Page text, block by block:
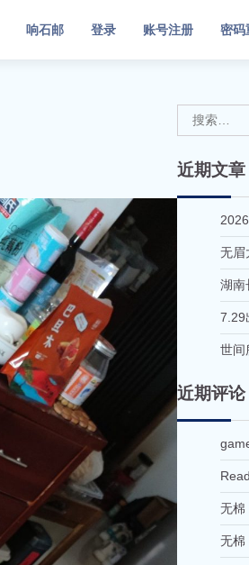
响石邮 登录 账号注册 密码
索：
近期文章
无眉
湖南
7.29
世间
近期评论
无棉
无棉